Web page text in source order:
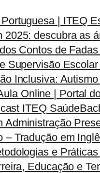
| ITEQ
descubra as
Contos de
Supervisão
Inclusiva:
Online | Portal
ITEQ Saúde
Administração
– Tradução em
e
Educação e